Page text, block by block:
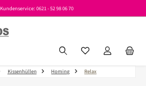
Kundenservice: 0621 - 52 98 06 70
Du hast 0 Produkte
Kissenhüllen Homing Relax